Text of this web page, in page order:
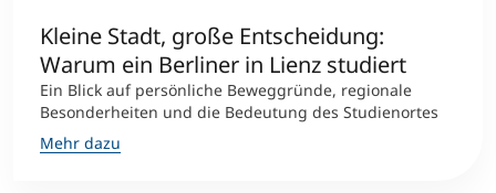
Kleine Stadt, große Entscheidung:
Warum ein Berliner in Lienz studiert
Ein Blick auf persönliche Beweggründe, regionale
Besonderheiten und die Bedeutung des Studienortes
Mehr dazu